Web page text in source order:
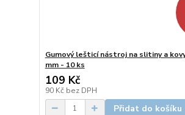
Gumový lešticí nástroj na slitiny a
mm - 10 ks
109 Kč
90 Kč bez DPH
Přidat do košíku